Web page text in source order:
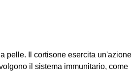
pelle. Il cortisone esercita un'azione
il sistema immunitario, come